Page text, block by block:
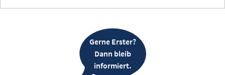
Gerne Erster?
Dann bleib
informiert.